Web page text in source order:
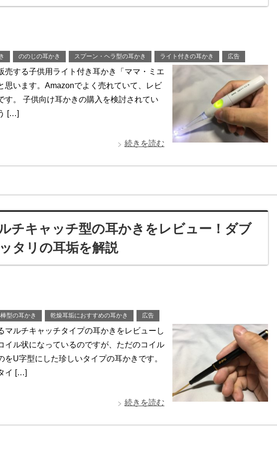
ののじの耳かき スプーン・ヘラ型の耳かき ライト付きの耳かき 広告
売する子供用ライト付き耳かき「ママ・ミエ
思います。Amazonでよく売れていて、レビ
す。 子供向け耳かきの購入を検討されてい
[…]
続きを読む
チキャッチ型の耳かきをレビュー！ダブ
タリの耳垢を解説
型の耳かき 乾燥耳垢におすすめの耳かき 広告
マルチキャッチタイプの耳かきをレビューし
イル状になっているのですが、ただのコイル
をU字型にした珍しいタイプの耳かきです。
イ […]
続きを読む